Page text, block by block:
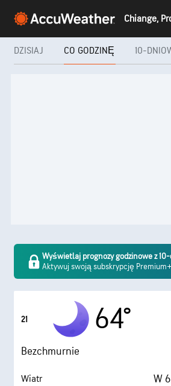
DZISIAJ CO GODZINĘ 10-
Wyświetlaj prognozy godzinowe z
Aktywuj swoją subskrypcję Premium+
21 64°
Bezchmurnie
Wiatr W